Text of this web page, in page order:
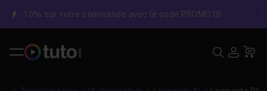
-10% sur votre commande avec le code PROMO10